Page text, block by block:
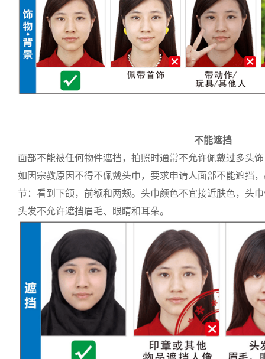
不能遮挡
面部不能被任何物件遮挡，拍照时通常不允许佩戴过多头
如因宗教原因不得不佩戴头巾，要求申请人面部不能遮挡
节：看到下颌，前额和两颊。头巾颜色不宜接近肤色，头
头发不允许遮挡眉毛、眼睛和耳朵。